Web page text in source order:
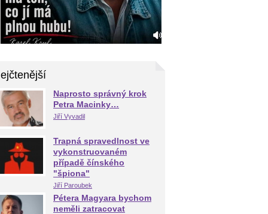
Naprosto správný krok
Petra Macinky…
Jiří Vyvadil
Trapná spravedlnost ve
vykonstruovaném
případě čínského
"špiona"
Jiří Paroubek
Pétera Magyara bychom
neměli zatracovat